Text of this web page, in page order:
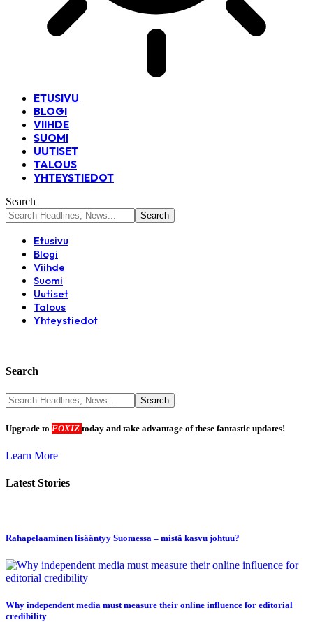
ETUSIVU
BLOGI
VIIHDE
SUOMI
UUTISET
TALOUS
YHTEYSTIEDOT
Search
Etusivu
Blogi
Viihde
Suomi
Uutiset
Talous
Yhteystiedot
Search
Upgrade to FOXIZ today and take advantage of these fantastic updates!
Learn More
Latest Stories
Rahapelaaminen lisääntyy Suomessa – mistä kasvu johtuu?
Why independent media must measure their online influence for editorial
credibility